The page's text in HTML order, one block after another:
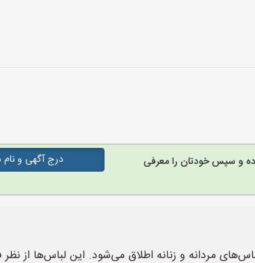
و سپس خودتان را معرفی
درج آگهی و
مردانه و زنانه اطلاق می‌شود. این لباس‌ها از